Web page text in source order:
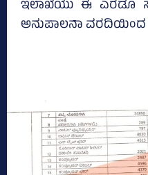
ಇಲಾಖೆಯು ಈ ಎರಡೂ
ಅನುಪಾಲನಾ ವರದಿಯಿಂದ